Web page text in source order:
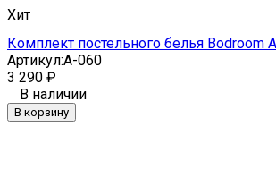
Хит
Комплект постельного белья Bodroom
Артикул:A-060
3 290 ₽
В наличии
В корзину